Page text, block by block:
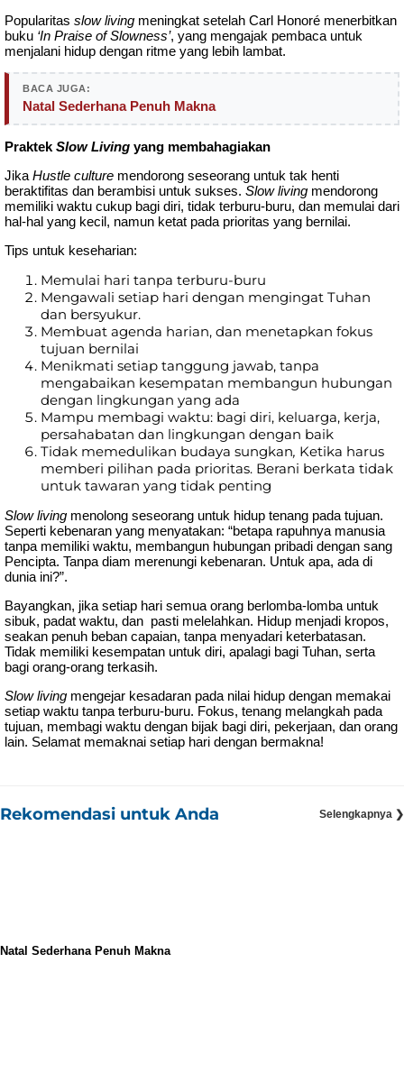
Popularitas slow living meningkat setelah Carl Honoré menerbitkan
buku ‘In Praise of Slowness’, yang mengajak pembaca untuk
menjalani hidup dengan ritme yang lebih lambat.
BACA JUGA:
Natal Sederhana Penuh Makna
Praktek Slow Living yang membahagiakan
Jika Hustle culture mendorong seseorang untuk tak henti
beraktifitas dan berambisi untuk sukses. Slow living mendorong
memiliki waktu cukup bagi diri, tidak terburu-buru, dan memulai dari
hal-hal yang kecil, namun ketat pada prioritas yang bernilai.
Tips untuk keseharian:
Memulai hari tanpa terburu-buru
Mengawali setiap hari dengan mengingat Tuhan
dan bersyukur.
Membuat agenda harian, dan menetapkan fokus
tujuan bernilai
Menikmati setiap tanggung jawab, tanpa
mengabaikan kesempatan membangun hubungan
dengan lingkungan yang ada
Mampu membagi waktu: bagi diri, keluarga, kerja,
persahabatan dan lingkungan dengan baik
Tidak memedulikan budaya sungkan, Ketika harus
memberi pilihan pada prioritas. Berani berkata tidak
untuk tawaran yang tidak penting
Slow living menolong seseorang untuk hidup tenang pada tujuan.
Seperti kebenaran yang menyatakan: “betapa rapuhnya manusia
tanpa memiliki waktu, membangun hubungan pribadi dengan sang
Pencipta. Tanpa diam merenungi kebenaran. Untuk apa, ada di
dunia ini?”.
Bayangkan, jika setiap hari semua orang berlomba-lomba untuk
sibuk, padat waktu, dan pasti melelahkan. Hidup menjadi kropos,
seakan penuh beban capaian, tanpa menyadari keterbatasan.
Tidak memiliki kesempatan untuk diri, apalagi bagi Tuhan, serta
bagi orang-orang terkasih.
Slow living mengejar kesadaran pada nilai hidup dengan memakai
setiap waktu tanpa terburu-buru. Fokus, tenang melangkah pada
tujuan, membagi waktu dengan bijak bagi diri, pekerjaan, dan orang
lain. Selamat memaknai setiap hari dengan bermakna!
Rekomendasi untuk Anda Selengkapnya ❯
Natal Sederhana Penuh Makna